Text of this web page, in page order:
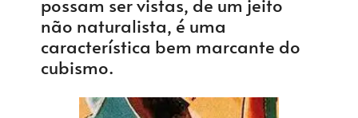
não naturalista, é uma
característica bem marcante do
cubismo.